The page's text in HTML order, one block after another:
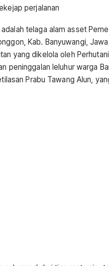
perjalanan
telaga alam asset
Kab. Banyuwangi,
yang dikelola oleh
peninggalan leluhur warga
Prabu Tawang Alun,